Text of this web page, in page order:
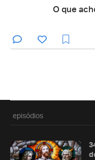
O que
episódios